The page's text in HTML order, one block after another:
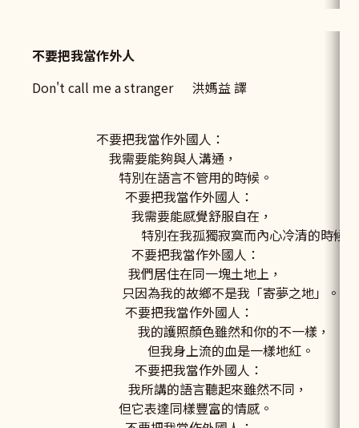
不要把我當作外人
Don't call me a stranger 洪媽益 譯
不要把我當作外國人：
我需要能夠與人溝通，
特別在語言不管用的時候。
不要把我當作外國人：
我需要能感覺舒服自在，
特別在我孤獨寂寞而內心冷清的時候。
不要把我當作外國人：
我們居住在同一塊土地上，
只因為我的故鄉不是我「寄夢之地」。
不要把我當作外國人：
我的護照顏色雖然和你的不一樣，
但我身上流的血是一樣地紅。
不要把我當作外國人：
我所講的語言聽起來雖然不同，
但它表達同樣豐富的情感。